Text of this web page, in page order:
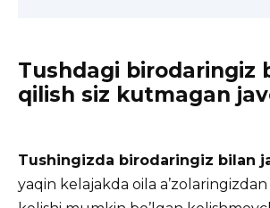
Tushdagi birodaringiz
qilish siz kutmagan
Tushingizda birodaringiz bilan
yaqin kelajakda oila